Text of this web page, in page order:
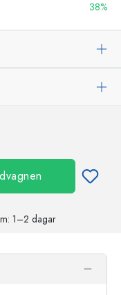
38%
1–2 dagar